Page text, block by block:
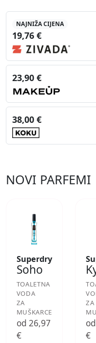
NAJNIŽA CIJENA
19,76 €
23,90 €
38,00 €
NOVI PARFEMI
Superdry
Soho
TOALETNA
VODA
ZA
MUŠKARCE
od 26,97
€
ZA
€